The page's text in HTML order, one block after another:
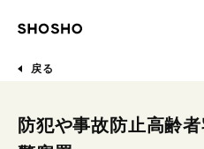
戻る
防犯や事故防止高齢